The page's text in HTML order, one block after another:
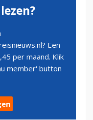
Een
per maand. Klik
member' button